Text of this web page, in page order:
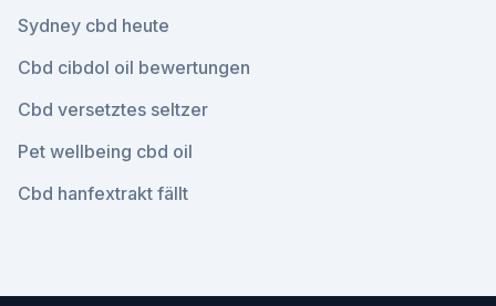
Sydney cbd heute
Cbd cibdol oil bewertungen
Cbd versetztes seltzer
Pet wellbeing cbd oil
Cbd hanfextrakt fällt